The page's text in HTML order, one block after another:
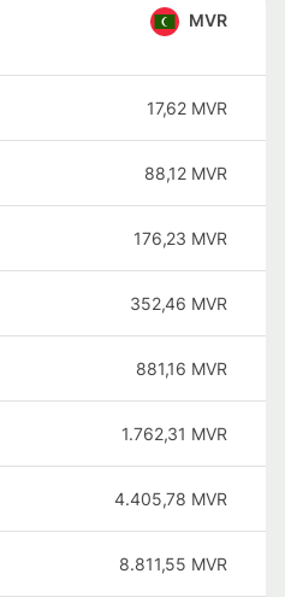
MVR
17,62 MVR
88,12 MVR
176,23 MVR
352,46 MVR
881,16 MVR
1.762,31 MVR
4.405,78 MVR
8.811,55 MVR